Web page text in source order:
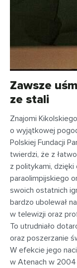
Zawsze
ze stali
Znajomi
o wyjątkowej
Polskiej Fundacji
twierdzi, że z
z politykami,
paraolimpijskiego
swoich ostatnich
bardzo ubolewał
w telewizji oraz
To utrudniało
oraz poszerzanie
W efekcie jego
w Atenach w 2004